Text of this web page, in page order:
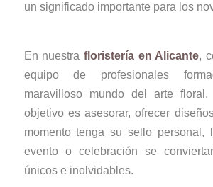
un significado importante para los
En nuestra floristería en Alicante,
equipo de profesionales
maravilloso mundo del arte floral.
objetivo es asesorar, ofrecer
momento tenga su sello personal,
evento o celebración se
únicos e inolvidables.